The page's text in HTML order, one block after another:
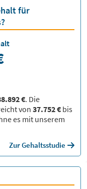
für
€. Die
von 37.752 € bis
es mit unserem
Zur Gehaltsstudie